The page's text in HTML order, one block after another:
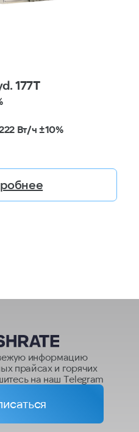
177T
Вт/ч ±10%
информацию
прайсах и горячих
на наш Telegram